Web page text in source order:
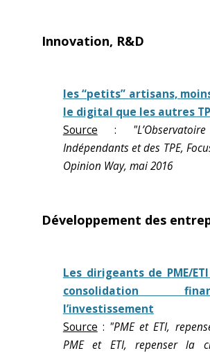
Innovation, R&D
les “petits” artisans,
le digital que les autres
Source :
Indépendants et des TPE,
Opinion Way, mai 2016
Développement des
Les dirigeants de PME/
consolidation
l’investissement
Source : "PME et ETI,
PME et ETI, repenser la